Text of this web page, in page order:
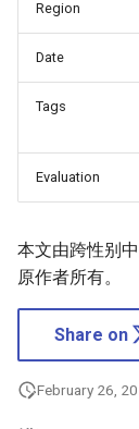
Region
Date
Tags
Evaluation
本文由跨性别
原作者所有。
Share on
February 26,